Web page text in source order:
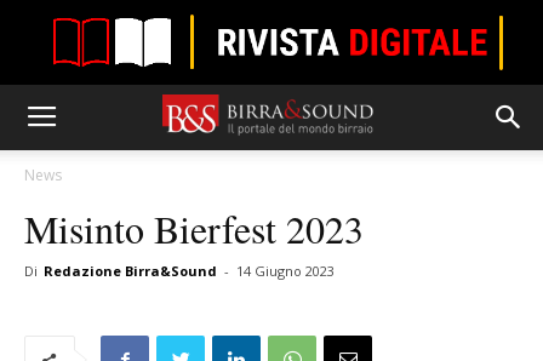
News
Misinto Bierfest 2023
Di Redazione Birra&Sound - 14 Giugno 2023